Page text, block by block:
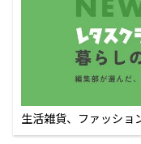
生活雑貨、ファッシ
えるECサイト